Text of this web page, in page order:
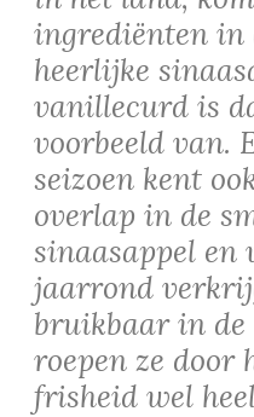
ingrediënten in
heerlijke
vanillecurd is
voorbeeld van.
seizoen kent
overlap in de
sinaasappel
jaarrond
bruikbaar in de
roepen ze door
frisheid wel